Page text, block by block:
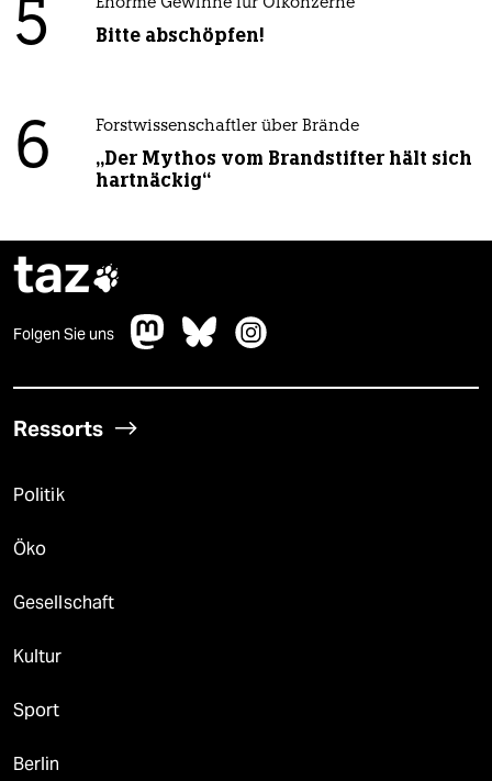
5 Enorme Gewinne für Ölkonzerne
Bitte abschöpfen!
6 Forstwissenschaftler über Brände
„Der Mythos vom Brandstifter hält sich
hartnäckig“
taz
Folgen Sie uns
Ressorts
Politik
Öko
Gesellschaft
Kultur
Sport
Berlin